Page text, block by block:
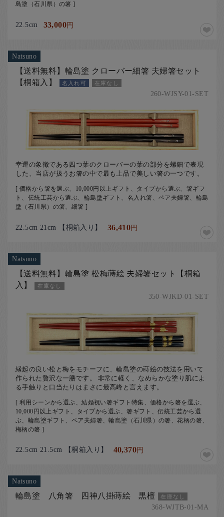
島塗（石川県）の箸 ]
22.5cm 33,000円
Natsuno
【送料無料】輪島塗 クローバー細箸 夫婦箸セット
【桐箱入】
名入れ可 在庫なし
260-WJSY-01-SET
幸運の象徴である四つ葉のクローバーの葉の部分を螺鈿で表現
した、当店が扱うお箸の中で最も上品で美しい箸の一つです。
[ 価格から箸を選ぶ、10,000円以上ギフト、タイプから選ぶ、箸ギフ
ト、伝統工芸から選ぶ、輪島塗ギフト、名入れ箸、ペア夫婦箸、輪島
塗（石川県）の箸、細箸 ]
22.5cm 21cm 【桐箱入り】 36,410円
Natsuno
【送料無料】輪島塗 松梅蒔絵 夫婦箸セット【桐箱
入】
在庫なし
350-WJKD-01-SET
縁起の良い松と梅をモチーフに、輪島塗の蒔絵の技法を用いて
作られた贅沢な一膳です。 非常に軽く、なめらかな塗り肌によ
る手触りと口当たりはまさに最高峰と言えます。
[ 利用シーンから選ぶ、結婚祝い箸ギフト特集、価格から箸を選ぶ、
10,000円以上ギフト、タイプから選ぶ、箸ギフト、伝統工芸から選
ぶ、輪島塗ギフト、ペア夫婦箸、輪島塗（石川県）の箸、花柄の箸、
梅柄の箸 ]
22.5cm 21.5cm 【桐箱入り】 40,370円
Natsuno
輪島塗 八角箸 四神八掛蒔絵 黒檀 在庫なし
368-WJTB-01-MA